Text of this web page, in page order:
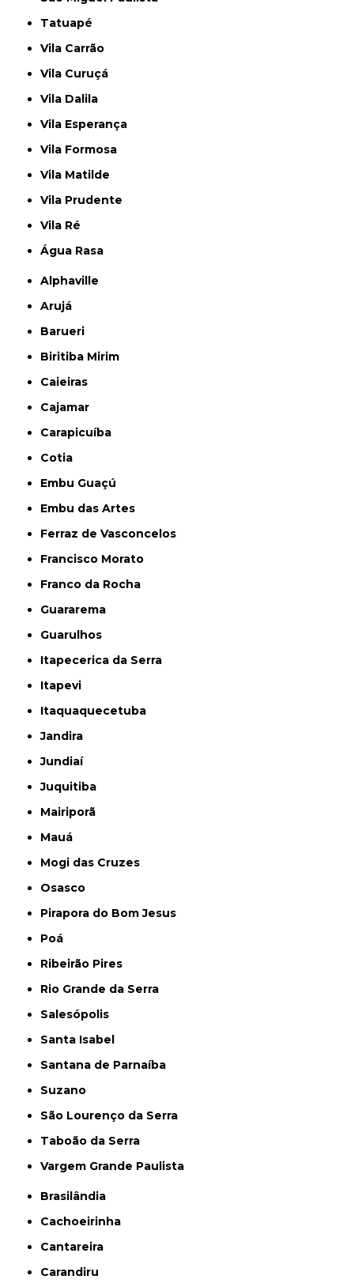
Tatuapé
Vila Carrão
Vila Curuçá
Vila Dalila
Vila Esperança
Vila Formosa
Vila Matilde
Vila Prudente
Vila Ré
Água Rasa
Alphaville
Arujá
Barueri
Biritiba Mirim
Caieiras
Cajamar
Carapicuíba
Cotia
Embu Guaçú
Embu das Artes
Ferraz de Vasconcelos
Francisco Morato
Franco da Rocha
Guararema
Guarulhos
Itapecerica da Serra
Itapevi
Itaquaquecetuba
Jandira
Jundiaí
Juquitiba
Mairiporã
Mauá
Mogi das Cruzes
Osasco
Pirapora do Bom Jesus
Poá
Ribeirão Pires
Rio Grande da Serra
Salesópolis
Santa Isabel
Santana de Parnaíba
Suzano
São Lourenço da Serra
Taboão da Serra
Vargem Grande Paulista
Brasilândia
Cachoeirinha
Cantareira
Carandiru